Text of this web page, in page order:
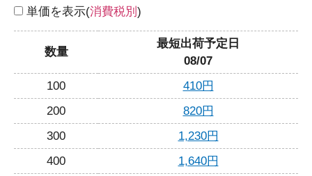
単価を表示(消費税別 )
数量
最短出荷予定日
08/07
100
410円
200
820円
300
1,230円
400
1,640円